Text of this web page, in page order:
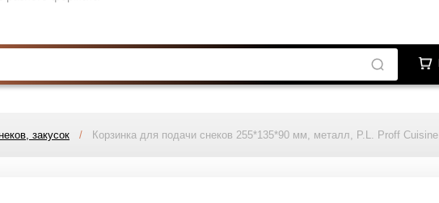
закусок / Корзинка для подачи снеков 255*135*90 мм, металл, P.L. Proff Cuisine